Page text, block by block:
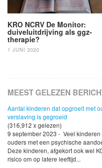
KRO NCRV De Monitor:
duiveluitdrijving als ggz-
therapie?
1 JUNI 2020
MEEST GELEZEN
Aantal kinderen dat opgroeit met
verslaving is gegroeid
(316,912 x gelezen)
9 september 2023 - Veel
ouders met een psychische
Deze kinderen, afgekort ook wel
risico om op latere leeftijd...